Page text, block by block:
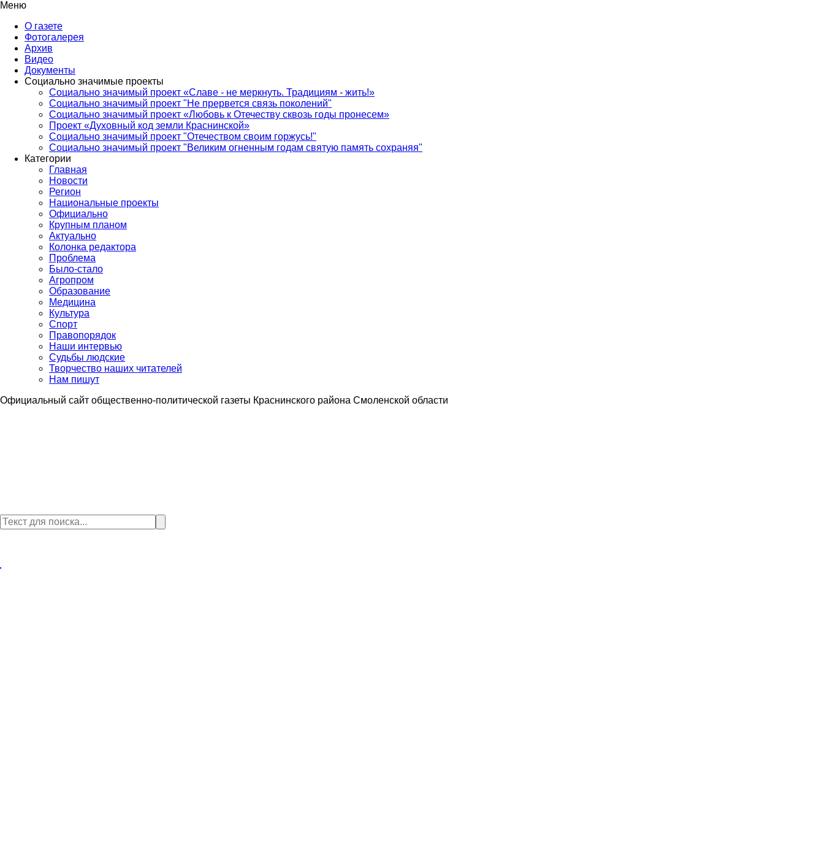
Меню
О газете
Фотогалерея
Архив
Видео
Документы
Социально значимые проекты
Социально значимый проект «Славе - не меркнуть. Традициям - жить!»
Социально значимый проект "Не прервется связь поколений"
Социально значимый проект «Любовь к Отечеству сквозь годы пронесем»
Проект «Духовный код земли Краснинской»
Социально значимый проект "Отечеством своим горжусь!"
Социально значимый проект "Великим огненным годам святую память сохраняя"
Категории
Главная
Новости
Регион
Национальные проекты
Официально
Крупным планом
Актуально
Колонка редактора
Проблема
Было-стало
Агропром
Образование
Медицина
Культура
Спорт
Правопорядок
Наши интервью
Судьбы людские
Творчество наших читателей
Нам пишут
Официальный сайт общественно-политической газеты Краснинского района Смоленской области